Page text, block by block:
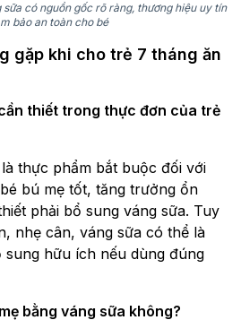
có nguồn gốc rõ ràng, thương hiệu uy tín
bảo an toàn cho bé
gặp khi cho trẻ 7 tháng ăn
thiết trong thực đơn của trẻ
thực phẩm bắt buộc đối với
bú mẹ tốt, tăng trưởng ổn
phải bổ sung váng sữa. Tuy
nhẹ cân, váng sữa có thể là
sung hữu ích nếu dùng đúng
bằng váng sữa không?